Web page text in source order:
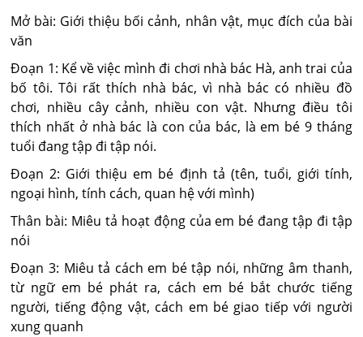
Mở bài: Giới thiệu bối cảnh, nhân vật, mục đích của bài
văn
Đoạn 1: Kể về việc mình đi chơi nhà bác Hà, anh trai của
bố tôi. Tôi rất thích nhà bác, vì nhà bác có nhiều đồ
chơi, nhiều cây cảnh, nhiều con vật. Nhưng điều tôi
thích nhất ở nhà bác là con của bác, là em bé 9 tháng
tuổi đang tập đi tập nói.
Đoạn 2: Giới thiệu em bé định tả (tên, tuổi, giới tính,
ngoại hình, tính cách, quan hệ với mình)
Thân bài: Miêu tả hoạt động của em bé đang tập đi tập
nói
Đoạn 3: Miêu tả cách em bé tập nói, những âm thanh,
từ ngữ em bé phát ra, cách em bé bắt chước tiếng
người, tiếng động vật, cách em bé giao tiếp với người
xung quanh